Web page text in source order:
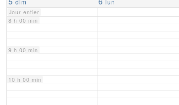
dim lun
Jour entier
8 h 00 min
9 h 00 min
10 h 00 min